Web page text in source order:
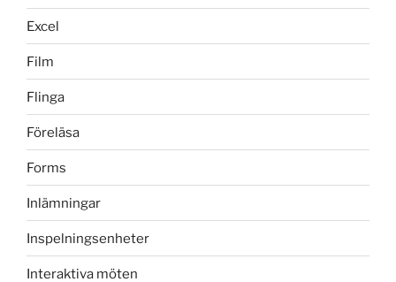
Excel
Film
Flinga
Föreläsa
Forms
Inlämningar
Inspelningsenheter
Interaktiva möten